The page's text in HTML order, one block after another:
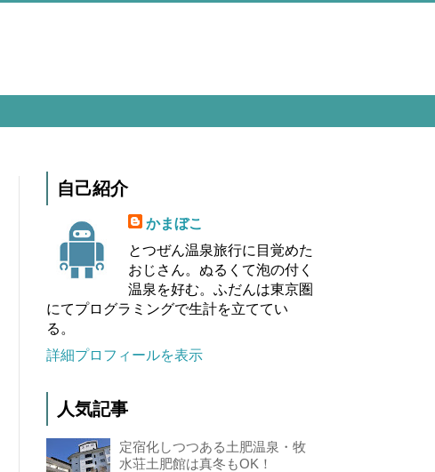
自己紹介
かまぼこ
とつぜん温泉旅行に目覚めた
おじさん。ぬるくて泡の付く
温泉を好む。ふだんは東京圏
にてプログラミングで生計を立ててい
る。
詳細プロフィールを表示
人気記事
定宿化しつつある土肥温泉・牧
水荘土肥館は真冬もOK！